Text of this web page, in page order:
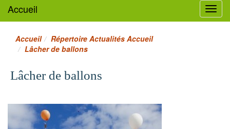
Menu
Accueil
Accueil
Répertoire Actualités Accueil
Lâcher de ballons
Lâcher de ballons